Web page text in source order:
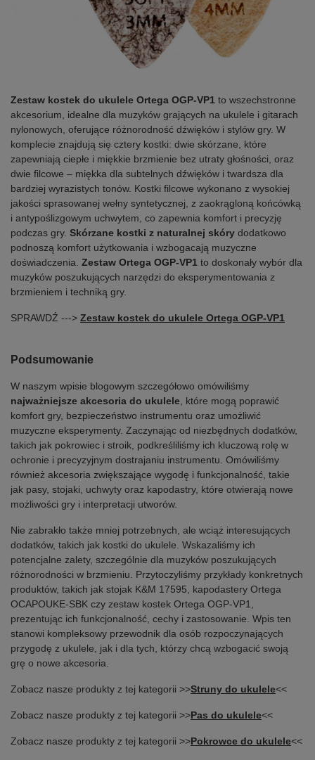
Zestaw kostek do ukulele Ortega OGP-VP1 to wszechstronne
akcesorium, idealne dla muzyków grających na ukulele i gitarach
nylonowych, oferujące różnorodność dźwięków i stylów gry. W
komplecie znajdują się cztery kostki: dwie skórzane, które
zapewniają ciepłe i miękkie brzmienie bez utraty głośności, oraz
dwie filcowe – miękka dla subtelnych dźwięków i twardsza dla
bardziej wyrazistych tonów. Kostki filcowe wykonano z wysokiej
jakości sprasowanej wełny syntetycznej, z zaokrągloną końcówką
i antypoślizgowym uchwytem, co zapewnia komfort i precyzję
podczas gry. Skórzane kostki z naturalnej skóry dodatkowo
podnoszą komfort użytkowania i wzbogacają muzyczne
doświadczenia. Zestaw Ortega OGP-VP1 to doskonały wybór dla
muzyków poszukujących narzędzi do eksperymentowania z
brzmieniem i techniką gry.
SPRAWDŹ ---> Zestaw kostek do ukulele Ortega OGP-VP1
Podsumowanie
W naszym wpisie blogowym szczegółowo omówiliśmy
najważniejsze akcesoria do ukulele , które mogą poprawić
komfort gry, bezpieczeństwo instrumentu oraz umożliwić
muzyczne eksperymenty. Zaczynając od niezbędnych dodatków,
takich jak pokrowiec i stroik, podkreśliliśmy ich kluczową rolę w
ochronie i precyzyjnym dostrajaniu instrumentu. Omówiliśmy
również akcesoria zwiększające wygodę i funkcjonalność, takie
jak pasy, stojaki, uchwyty oraz kapodastry, które otwierają nowe
możliwości gry i interpretacji utworów.
Nie zabrakło także mniej potrzebnych, ale wciąż interesujących
dodatków, takich jak kostki do ukulele. Wskazaliśmy ich
potencjalne zalety, szczególnie dla muzyków poszukujących
różnorodności w brzmieniu. Przytoczyliśmy przykłady konkretnych
produktów, takich jak stojak K&M 17595, kapodastery Ortega
OCAPOUKE-SBK czy zestaw kostek Ortega OGP-VP1,
prezentując ich funkcjonalność, cechy i zastosowanie. Wpis ten
stanowi kompleksowy przewodnik dla osób rozpoczynających
przygodę z ukulele, jak i dla tych, którzy chcą wzbogacić swoją
grę o nowe akcesoria.
Zobacz nasze produkty z tej kategorii >>Struny do ukulele<<
Zobacz nasze produkty z tej kategorii >>Pas do ukulele<<
Zobacz nasze produkty z tej kategorii >>Pokrowce do ukulele<<